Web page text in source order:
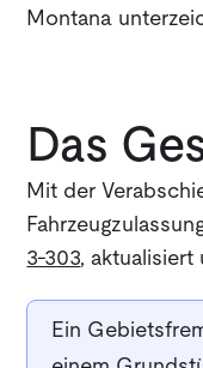
Montana
Das
Mit der
3-303, aktualisiert
Ein